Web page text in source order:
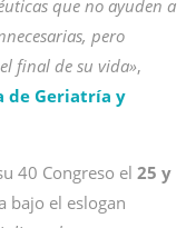
que no ayuden a
pero
final de su vida»,
de Geriatría y
40 Congreso el 25 y
bajo el eslogan